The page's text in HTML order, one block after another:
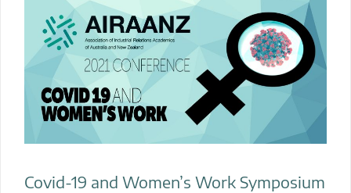
Covid-19 and Women’s Work Symposium